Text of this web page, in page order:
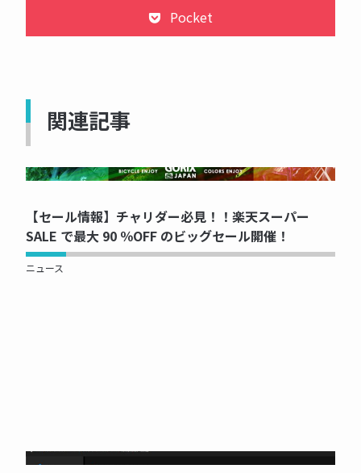
Pocket
関連記事
NOW PRINTING...
【セール情報】チャリダー必見！！楽天スーパー
SALE で最大 90 ％OFF のビッグセール開催！
ニュース